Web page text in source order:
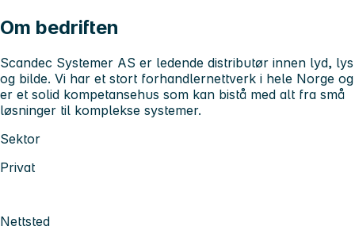
Om bedriften
Scandec Systemer AS er ledende distributør innen lyd, lys
og bilde. Vi har et stort forhandlernettverk i hele Norge og
er et solid kompetansehus som kan bistå med alt fra små
løsninger til komplekse systemer.
Sektor
Privat
Nettsted